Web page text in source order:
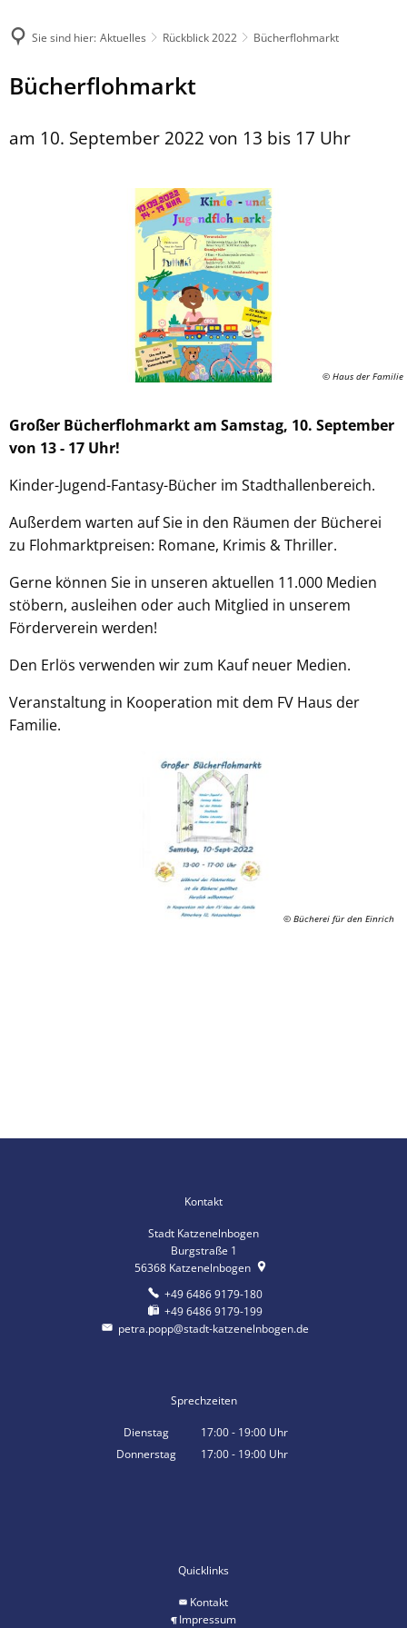
Sie sind hier: Aktuelles Rückblick 2022 Bücherflohmarkt
Bücherflohmarkt
am 10. September 2022 von 13 bis 17 Uhr
© Haus der Familie
Großer Bücherflohmarkt am Samstag, 10. September
von 13 - 17 Uhr!
Kinder-Jugend-Fantasy-Bücher im Stadthallenbereich.
Außerdem warten auf Sie in den Räumen der Bücherei
zu Flohmarktpreisen: Romane, Krimis & Thriller.
Gerne können Sie in unseren aktuellen 11.000 Medien
stöbern, ausleihen oder auch Mitglied in unserem
Förderverein werden!
Den Erlös verwenden wir zum Kauf neuer Medien.
Veranstaltung in Kooperation mit dem FV Haus der
Familie.
© Bücherei für den Einrich
Kontakt
Stadt Katzenelnbogen
Burgstraße 1
56368 Katzenelnbogen
+49 6486 9179-180
+49 6486 9179-199
petra.popp@stadt-katzenelnbogen.de
Sprechzeiten
Dienstag 17:00- 19:00 Uhr
Von 17:00 bis 19:00 Uhr
Donnerstag 17:00- 19:00 Uhr
Quicklinks
Kontakt
Impressum